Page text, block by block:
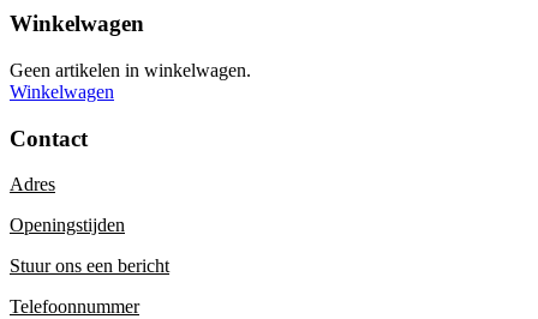
Winkelwagen
Geen artikelen in winkelwagen.
Winkelwagen
Contact
Adres
Openingstijden
Stuur ons een bericht
Telefoonnummer